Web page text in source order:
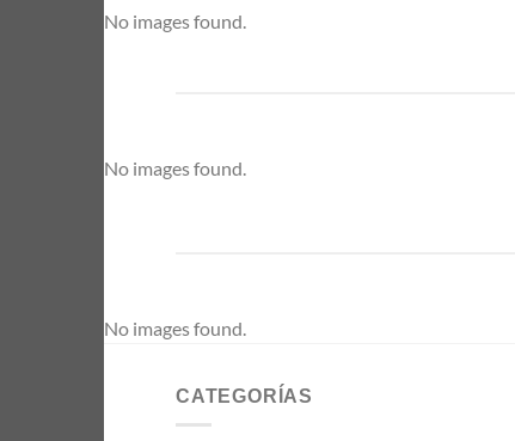
No images found.
No images found.
No images found.
CATEGORÍAS